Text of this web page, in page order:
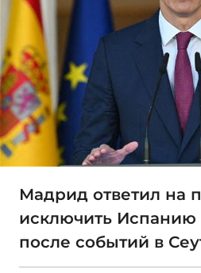
Мадрид ответил на
исключить
после событий в